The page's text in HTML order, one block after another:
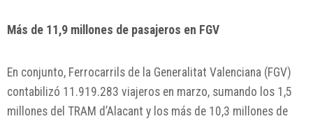
Más de 11,9 millones de pasajeros en FGV
En conjunto, Ferrocarrils de la Generalitat Valenciana (FGV)
contabilizó 11.919.283 viajeros en marzo, sumando los 1,5
millones del TRAM d’Alacant y los más de 10,3 millones de